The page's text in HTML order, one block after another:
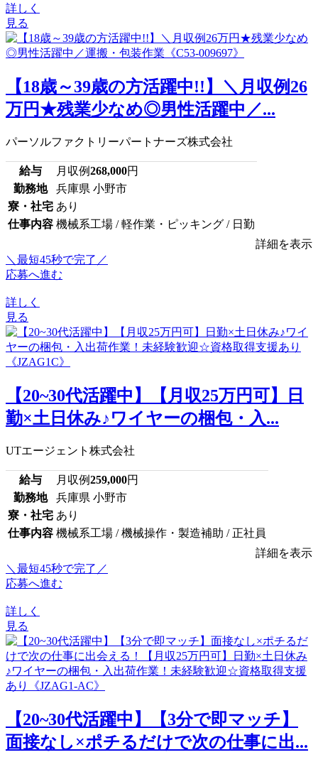
詳しく
見る
【18歳～39歳の方活躍中!!】＼月収例26
万円★残業少なめ◎男性活躍中／...
パーソルファクトリーパートナーズ株式会社
給与 月収例268,000円
勤務地
兵庫県 小野市
寮・社宅 あり
仕事内容 機械系工場 / 軽作業・ピッキング / 日勤
詳細を表示
＼最短45秒で完了／
応募へ進む
詳しく
見る
【20~30代活躍中】【月収25万円可】日
勤×土日休み♪ワイヤーの梱包・入...
UTエージェント株式会社
給与 月収例259,000円
勤務地
兵庫県 小野市
寮・社宅 あり
仕事内容 機械系工場 / 機械操作・製造補助 / 正社員
詳細を表示
＼最短45秒で完了／
応募へ進む
詳しく
見る
【20~30代活躍中】【3分で即マッチ】
面接なし×ポチるだけで次の仕事に出...